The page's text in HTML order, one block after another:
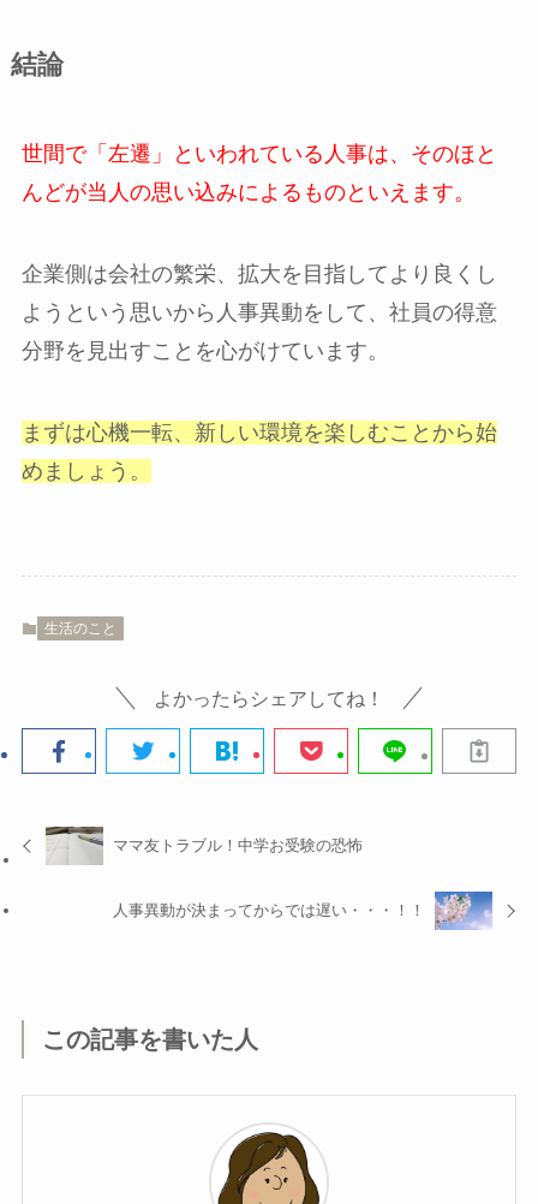
結論
世間で「左遷」といわれている人事は、そのほと
んどが当人の思い込みによるものといえます。
企業側は会社の繁栄、拡大を目指してより良くし
ようという思いから人事異動をして、社員の得意
分野を見出すことを心がけています。
まずは心機一転、新しい環境を楽しむことから始
めましょう。
生活のこと
よかったらシェアしてね！
ママ友トラブル！中学お受験の恐怖
人事異動が決まってからでは遅い・・・！！
この記事を書いた人